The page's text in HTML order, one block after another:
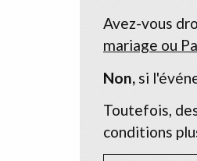
Avez-vous
mariage ou
Non, si
Toutefois,
conditions